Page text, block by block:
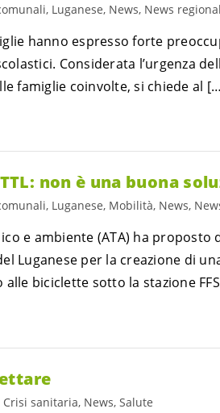
Luganese, News, News
hanno espresso forte
Considerata l’urgenza
famiglie coinvolte, si chiede al
non è una buona
Luganese, Mobilità, News,
e ambiente (ATA) ha
Luganese per la creazione di
biciclette sotto la stazione
sanitaria, News, Salute